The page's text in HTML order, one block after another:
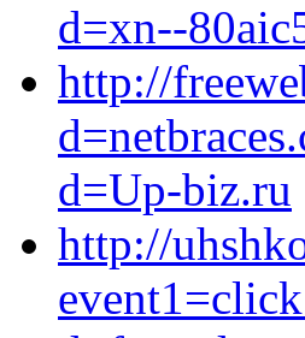
d=xn--
http://
d=Up-biz.ru
http://